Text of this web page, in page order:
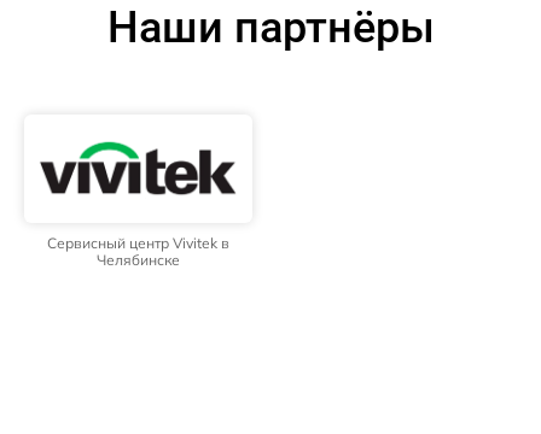
Наши партнёры
Сервисный центр Vivitek в
Челябинске